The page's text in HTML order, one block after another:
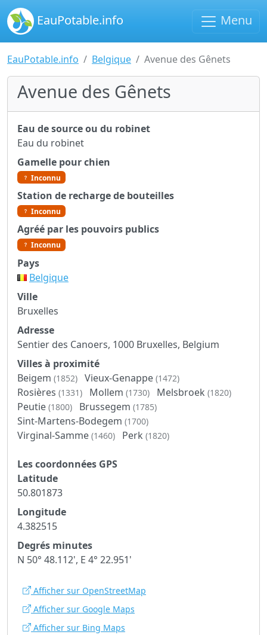
EauPotable.info Menu
EauPotable.info Belgique Avenue des Gênets
Avenue des Gênets
Eau de source ou du robinet
Eau du robinet
Gamelle pour chien
Inconnu
Station de recharge de bouteilles
Inconnu
Agréé par les pouvoirs publics
Inconnu
Pays
Belgique
Ville
Bruxelles
Adresse
Sentier des Canoers, 1000 Bruxelles, Belgium
Villes à proximité
Beigem (1852) Vieux-Genappe (1472)
Rosières (1331) Mollem (1730) Melsbroek (1820)
Peutie (1800) Brussegem (1785)
Sint-Martens-Bodegem (1700)
Virginal-Samme (1460) Perk (1820)
Les coordonnées GPS
Latitude
50.801873
Longitude
4.382515
Degrés minutes
N 50° 48.112', E 4° 22.951'
Afficher sur OpenStreetMap
Afficher sur Google Maps
Afficher sur Bing Maps